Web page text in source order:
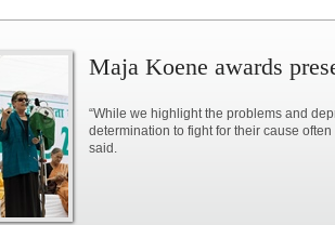
Maja Koene awards
“While we highlight the problems and
determination to fight for their cause
said.